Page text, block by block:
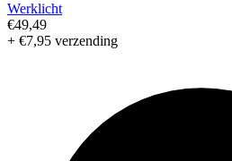
Werklicht
€49,49
+ €7,95 verzending